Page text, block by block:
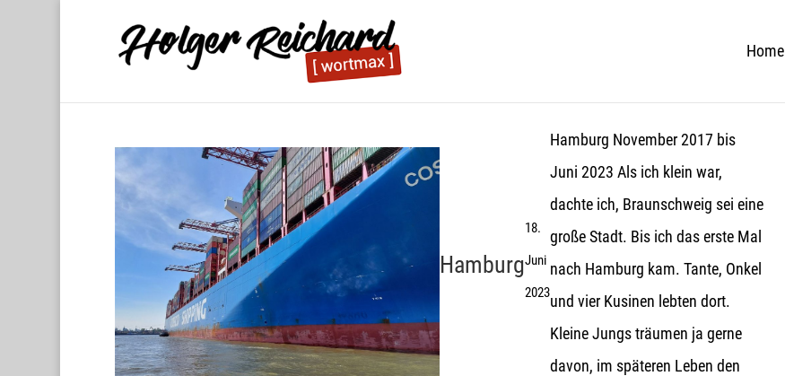
Home
Hamburg
18.
Juni
2023
Hamburg November 2017 bis
Juni 2023 Als ich klein war,
dachte ich, Braunschweig sei eine
große Stadt. Bis ich das erste Mal
nach Hamburg kam. Tante, Onkel
und vier Kusinen lebten dort.
Kleine Jungs träumen ja gerne
davon, im späteren Leben den